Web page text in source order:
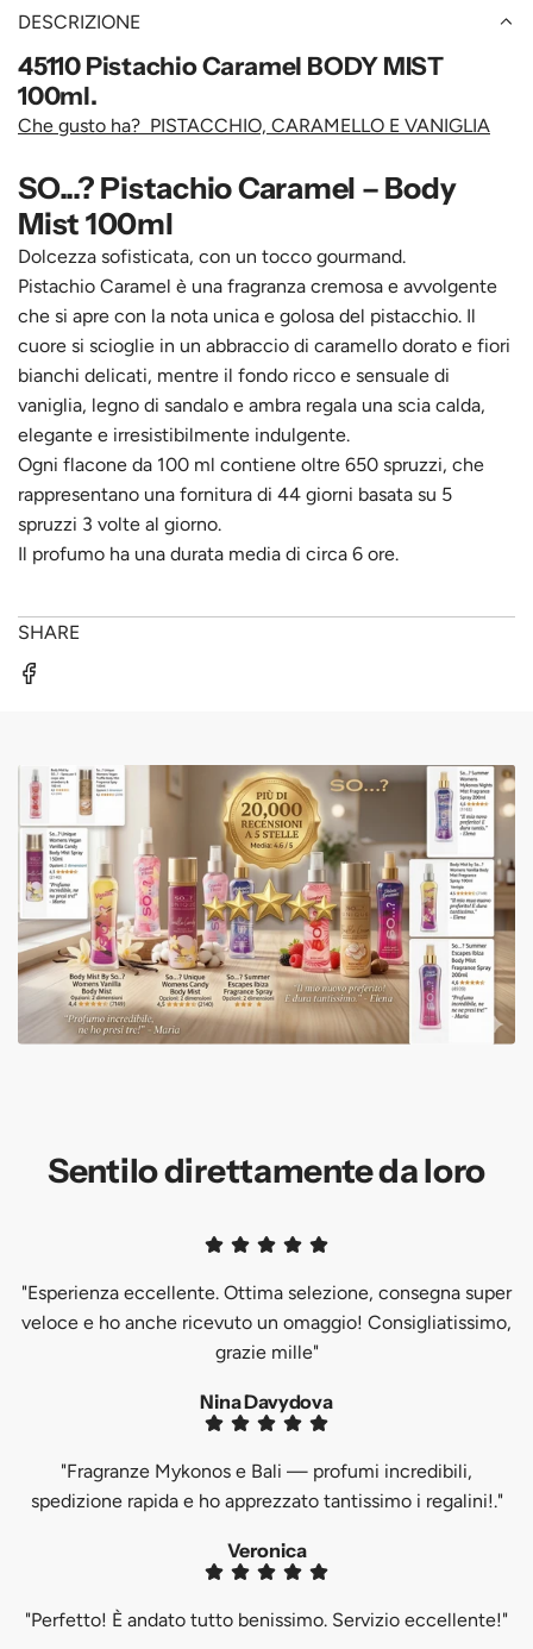
DESCRIZIONE
45110 Pistachio Caramel BODY MIST
100ml.
Che gusto ha? PISTACCHIO, CARAMELLO E VANIGLIA
SO...? Pistachio Caramel – Body
Mist 100ml
Dolcezza sofisticata, con un tocco gourmand.
Pistachio Caramel è una fragranza cremosa e avvolgente
che si apre con la nota unica e golosa del pistacchio. Il
cuore si scioglie in un abbraccio di caramello dorato e fiori
bianchi delicati, mentre il fondo ricco e sensuale di
vaniglia, legno di sandalo e ambra regala una scia calda,
elegante e irresistibilmente indulgente.
Ogni flacone da 100 ml contiene oltre 650 spruzzi, che
rappresentano una fornitura di 44 giorni basata su 5
spruzzi 3 volte al giorno.
Il profumo ha una durata media di circa 6 ore.
SHARE
Sentilo direttamente da loro
"Esperienza eccellente. Ottima selezione, consegna super
veloce e ho anche ricevuto un omaggio! Consigliatissimo,
grazie mille"
Nina Davydova
"Fragranze Mykonos e Bali — profumi incredibili,
spedizione rapida e ho apprezzato tantissimo i regalini!."
Veronica
"Perfetto! È andato tutto benissimo. Servizio eccellente!"